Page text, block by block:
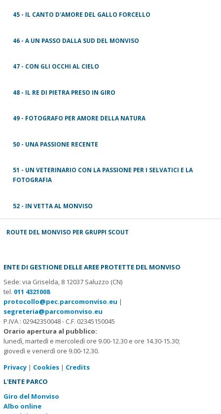
45 - IL CANTO D'AMORE DEL GALLO FORCELLO
46 - A UN PASSO DALLA SUD DEL MONVISO
47 - CON GLI OCCHI AL CIELO
48 - IL RE DI PIETRA PRESO IN GIRO
49 - FOTOGRAFO PER AMORE DELLA NATURA
50 - UNA PASSIONE RECENTE
51 - UN VETERINARIO CON LA PASSIONE PER I SELVATICI E LA
FOTOGRAFIA
52 - IN VETTA AL MONVISO
ROUTE DEL MONVISO PER GRUPPI SCOUT
ENTE DI GESTIONE DELLE AREE PROTETTE DEL MONVISO
Sede: via Griselda, 8 12037 Saluzzo (CN)
tel. 011 4321008
protocollo@pec.parcomonviso.eu |
segreteria@parcomonviso.eu
P.IVA : 02942350048 - C.F. 02345150045
Orario apertura al pubblico:
lunedì, martedì e mercoledì ore 9.00-12.30 e ore 14.30-15.30;
giovedì e venerdì ore 9.00-12.30.
Privacy| Cookies| Credits
L'ENTE PARCO
Giro del Monviso
Albo online